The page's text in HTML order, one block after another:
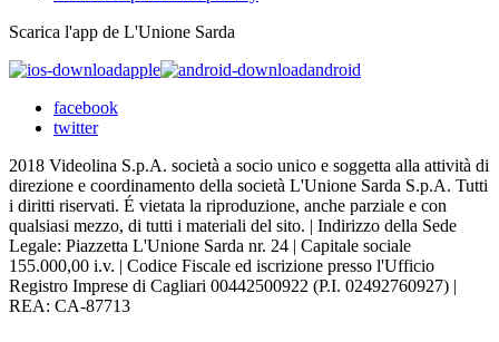
Scarica l'app de L'Unione Sarda
apple
android
facebook
twitter
2018 Videolina S.p.A. società a socio unico e soggetta alla attività di
direzione e coordinamento della società L'Unione Sarda S.p.A. Tutti
i diritti riservati. É vietata la riproduzione, anche parziale e con
qualsiasi mezzo, di tutti i materiali del sito. | Indirizzo della Sede
Legale: Piazzetta L'Unione Sarda nr. 24 | Capitale sociale
155.000,00 i.v. | Codice Fiscale ed iscrizione presso l'Ufficio
Registro Imprese di Cagliari 00442500922 (P.I. 02492760927) |
REA: CA-87713